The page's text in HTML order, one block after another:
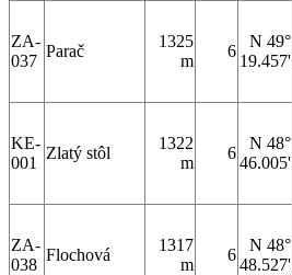
ZA-
037
Parač
1325
m
6
N 49°
19.457'
KE-
001
Zlatý stôl
1322
m
6
N 48°
46.005'
ZA-
038
Flochová
1317
m
6
N 48°
48.527'